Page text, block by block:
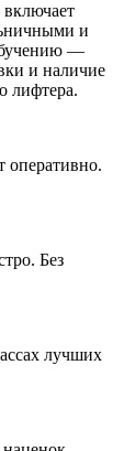
и
—
и наличие
лифтера.
Без
лучших